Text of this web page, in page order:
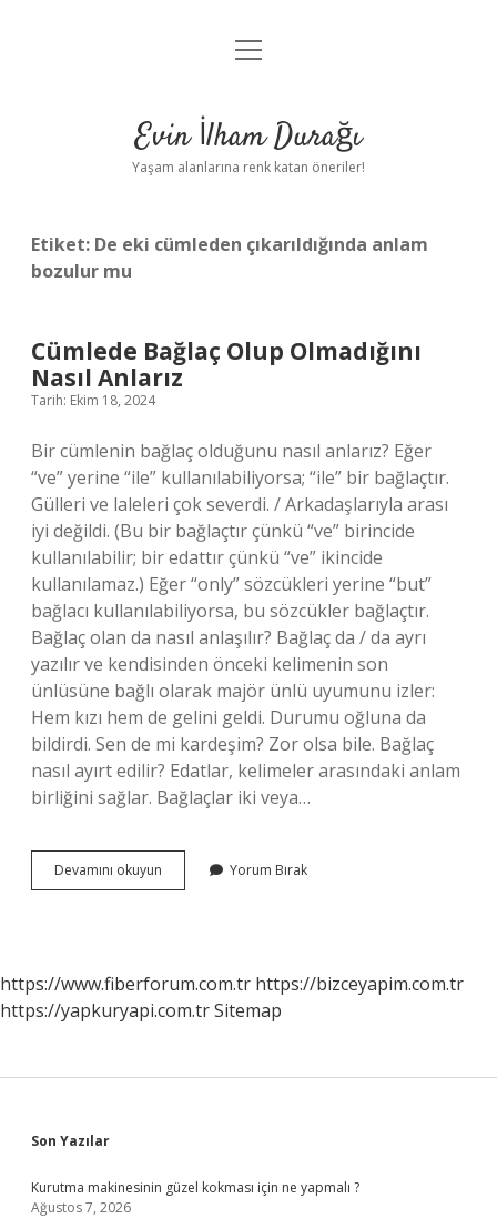
Anasayfa
Yasal Uyarı
menüyü
Evin İlham Durağı
Yaşam alanlarına renk katan öneriler!
Etiket: De eki cümleden çıkarıldığında anlam
bozulur mu
Cümlede Bağlaç Olup Olmadığını
Nasıl Anlarız
Tarih: Ekim 18, 2024
Bir cümlenin bağlaç olduğunu nasıl anlarız? Eğer
“ve” yerine “ile” kullanılabiliyorsa; “ile” bir bağlaçtır.
Gülleri ve laleleri çok severdi. / Arkadaşlarıyla arası
iyi değildi. (Bu bir bağlaçtır çünkü “ve” birincide
kullanılabilir; bir edattır çünkü “ve” ikincide
kullanılamaz.) Eğer “only” sözcükleri yerine “but”
bağlacı kullanılabiliyorsa, bu sözcükler bağlaçtır.
Bağlaç olan da nasıl anlaşılır? Bağlaç da / da ayrı
yazılır ve kendisinden önceki kelimenin son
ünlüsüne bağlı olarak majör ünlü uyumunu izler:
Hem kızı hem de gelini geldi. Durumu oğluna da
bildirdi. Sen de mi kardeşim? Zor olsa bile. Bağlaç
nasıl ayırt edilir? Edatlar, kelimeler arasındaki anlam
birliğini sağlar. Bağlaçlar iki veya…
Devamını okuyun Cümlede
Bağlaç
Yorum Bırak
https://www.fiberforum.com.tr https://bizceyapim.com.tr
https://yapkuryapi.com.trSitemap
Sidebar
Son Yazılar
Kurutma makinesinin güzel kokması için ne yapmalı ?
Ağustos 7, 2026